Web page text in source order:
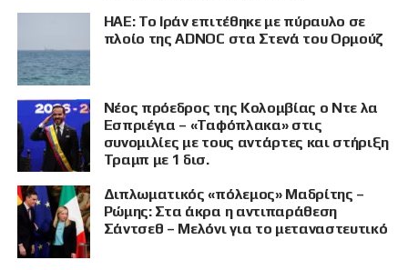
ΗΑΕ: Το Ιράν επιτέθηκε με πύραυλο σε
πλοίο της ADNOC στα Στενά του Ορμούζ
Νέος πρόεδρος της Κολομβίας ο Ντε λα
Εσπριέγια – «Ταφόπλακα» στις
συνομιλίες με τους αντάρτες και στήριξη
Τραμπ με 1 δισ.
Διπλωματικός «πόλεμος» Μαδρίτης –
Ρώμης: Στα άκρα η αντιπαράθεση
Σάντσεθ – Μελόνι για το μεταναστευτικό